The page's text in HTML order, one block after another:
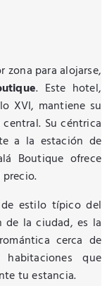
zona para alojarse,
. Este hotel,
XVI, mantiene su
Su céntrica
a la estación de
Boutique ofrece
estilo típico del
de la ciudad, es la
cerca de
que
tu estancia.